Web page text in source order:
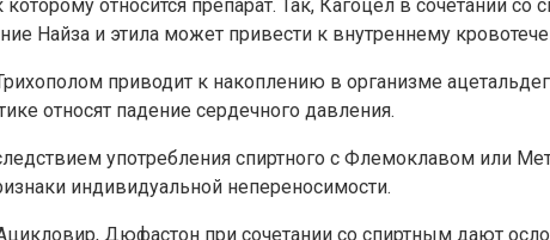
относится препарат. Так, Кагоцел в сочетании
Найза и этила может привести к внутреннему
приводит к накоплению в организме
относят падение сердечного давления.
употребления спиртного с Флемоклавом или
индивидуальной непереносимости.
Дюфастон при сочетании со спиртным дают